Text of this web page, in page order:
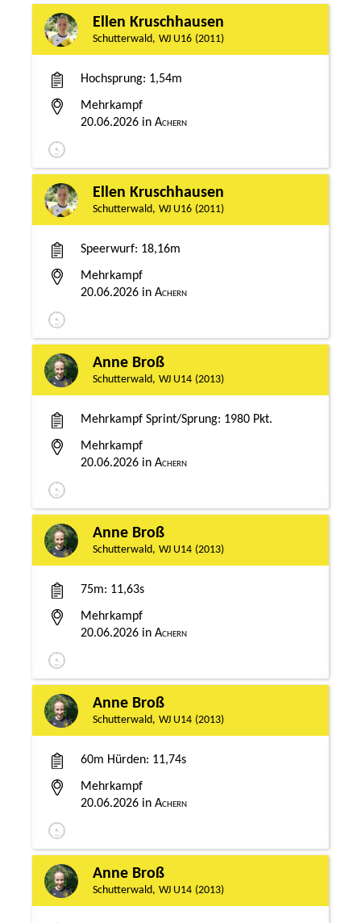
Ellen Kruschhausen
Schutterwald WJ U16 2011
Hochsprung 1,54m
20.06.2026 Achern
Mehrkampf
Ellen Kruschhausen
Schutterwald WJ U16 2011
Speerwurf 18,16m
20.06.2026 Achern
Mehrkampf
Anne Broß
Schutterwald WJ U14 2013
Mehrkampf Sprint/Sprung 1980 Pkt.
20.06.2026 Achern
Mehrkampf
Anne Broß
Schutterwald WJ U14 2013
75m 11,63s
20.06.2026 Achern
Mehrkampf
Anne Broß
Schutterwald WJ U14 2013
60m Hürden 11,74s
20.06.2026 Achern
Mehrkampf
Anne Broß
Schutterwald WJ U14 2013